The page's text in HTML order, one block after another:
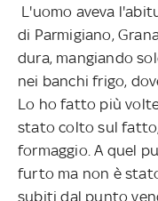
L'uomo aveva
di Parmigiano,
dura, mangiando
nei banchi frigo,
Lo ho fatto più
stato colto sul
formaggio. A quel
furto ma non è
subiti dal punto